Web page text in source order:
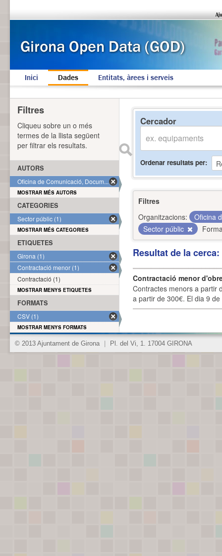
Inici Dades Entitats, àrees i serveis
Cercador
Ordenar resultats per
Filtres
Organitzacions:
Oficina
Sector públic
Resultat de la
Contractació menor
Contractes menors a partir
a partir de 300€. El dia 9
Filtres
Cliqueu sobre un o més
termes de la llista següent
per filtrar els resultats.
AUTORS
Oficina de Comunicació, Docum... (1)
MOSTRAR MÉS AUTORS
CATEGORIES
Sector públic (1)
MOSTRAR MÉS CATEGORIES
ETIQUETES
Girona (1)
Contractació menor (1)
Contractació (1)
MOSTRAR MENYS ETIQUETES
FORMATS
CSV (1)
MOSTRAR MENYS FORMATS
© 2013 Ajuntament de Girona Pl. del Vi, 1. 17004 GIRONA